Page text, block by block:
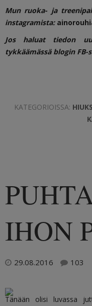
Mun ruoka- ja
instagramista:
Jos haluat tiedon
tykkäämässä blogin FB-
KATEGORIOISSA:
IHON
29.08.2016 103
Tänään olisi luvassa